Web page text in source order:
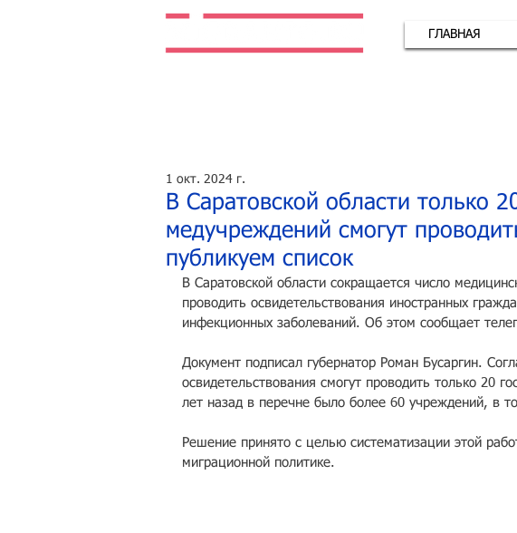
ГЛАВНАЯ
В Саратовской области только
медучреждений смогут
публикуем список
1 окт. 2024 г.
В Саратовской области сокращается число
проводить освидетельствования иностранных
инфекционных заболеваний. Об этом сообщает
Документ подписал губернатор Роман Бусаргин.
освидетельствования смогут проводить только 20
лет назад в перечне было более 60 учреждений, в
Решение принято с целью систематизации этой
миграционной политике.